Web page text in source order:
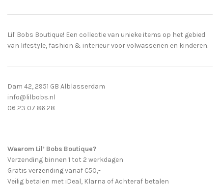
Lil' Bobs Boutique! Een collectie van unieke items op het gebied
van lifestyle, fashion & interieur voor volwassenen en kinderen.
Dam 42, 2951 GB Alblasserdam
info@lilbobs.nl
06 23 07 86 28
Waarom Lil’ Bobs Boutique?
Verzending binnen 1 tot 2 werkdagen
Gratis verzending vanaf €50,-
Veilig betalen met iDeal, Klarna of Achteraf betalen